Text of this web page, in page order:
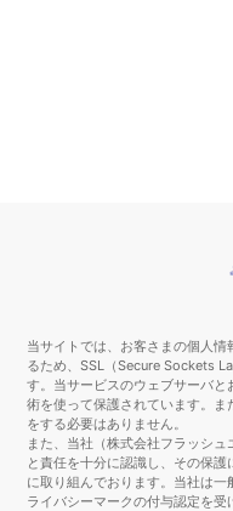
当サイトでは、お客さまの個人
るため、SSL（Secure Sockets
す。当サービスのウェブサーバ
術を使って保護されています。
をする必要はありません。
また、当社（株式会社フラッシ
と責任を十分に認識し、その保
に取り組んでおります。当社は
ライバシーマークの付与認定を受